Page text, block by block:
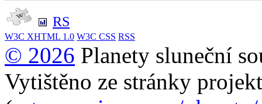
RS
W3C XHTML 1.0 W3C CSS RSS
© 2026 Planety sluneční
Vytištěno ze stránky